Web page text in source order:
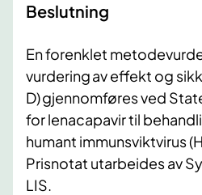
Beslutning
En forenklet
vurdering av effekt og
D) gjennomføres ved
for lenacapavir til
humant immunsviktvirus
Prisnotat utarbeides av
LIS.